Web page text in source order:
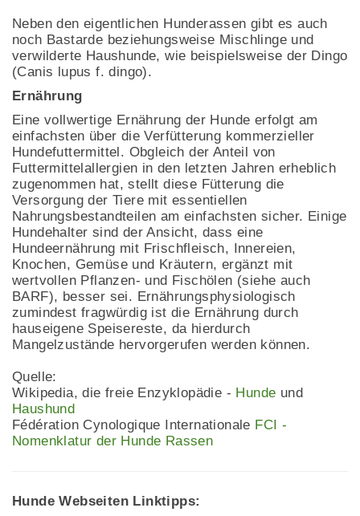
Neben den eigentlichen Hunderassen gibt es auch
noch Bastarde beziehungsweise Mischlinge und
verwilderte Haushunde, wie beispielsweise der Dingo
(Canis lupus f. dingo).
Ernährung
Eine vollwertige Ernährung der Hunde erfolgt am
einfachsten über die Verfütterung kommerzieller
Hundefuttermittel. Obgleich der Anteil von
Futtermittelallergien in den letzten Jahren erheblich
zugenommen hat, stellt diese Fütterung die
Versorgung der Tiere mit essentiellen
Nahrungsbestandteilen am einfachsten sicher. Einige
Hundehalter sind der Ansicht, dass eine
Hundeernährung mit Frischfleisch, Innereien,
Knochen, Gemüse und Kräutern, ergänzt mit
wertvollen Pflanzen- und Fischölen (siehe auch
BARF), besser sei. Ernährungsphysiologisch
zumindest fragwürdig ist die Ernährung durch
hauseigene Speisereste, da hierdurch
Mangelzustände hervorgerufen werden können.
Quelle:
Wikipedia, die freie Enzyklopädie - Hunde und
Haushund
Fédération Cynologique Internationale FCI -
Nomenklatur der Hunde Rassen
Hunde Webseiten Linktipps: